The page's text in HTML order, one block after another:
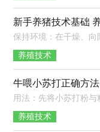
养殖技术
牛喂小苏打正确方法
养殖技术